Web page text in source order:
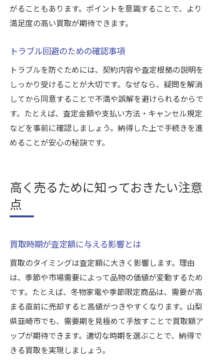
がることもあります。ポイントを意識することで、より
満足度の高い買取が期待できます。
トラブル回避のための確認事項
トラブルを防ぐためには、契約内容や査定根拠の説明を
しっかり受けることが大切です。なぜなら、疑問を解消
してから同意することで不満や誤解を避けられるからで
す。たとえば、査定金額や支払い方法・キャンセル規定
などを事前に確認しましょう。納得した上で手続きを進
めることが安心の秘訣です。
高く売るために知っておきたい注意
点
買取時期が査定額に与える影響とは
買取のタイミングは査定額に大きく影響します。理由
は、季節や市場需要によって品物の価値が変動するため
です。たとえば、冬物家電や季節限定商品は、需要が高
まる直前に売却すると高値がつきやすくなります。山梨
県韮崎市でも、需要期を見極めて手放すことで買取額ア
ップが期待できます。適切な時期を選ぶことで、納得で
きる買取を実現しましょう。